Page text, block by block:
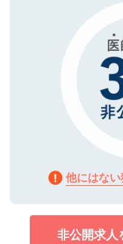
で、機密保持
他にはな
非公開求人